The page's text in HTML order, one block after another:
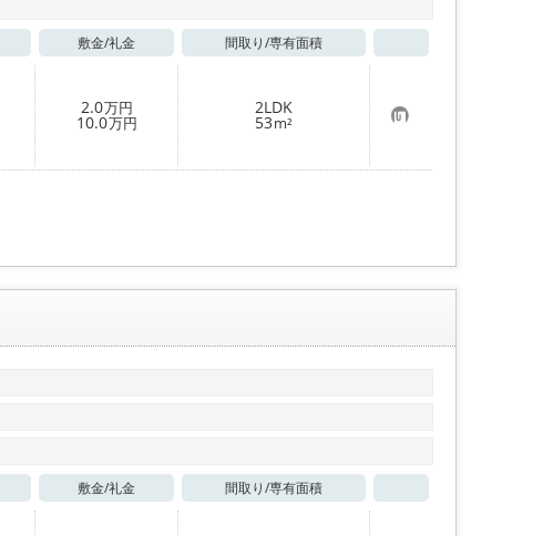
敷金/礼金 間取り/専有面積
2.0万円
10.0万円
2LDK
53m² お
気
に
入
敷金/礼金 間取り/専有面積